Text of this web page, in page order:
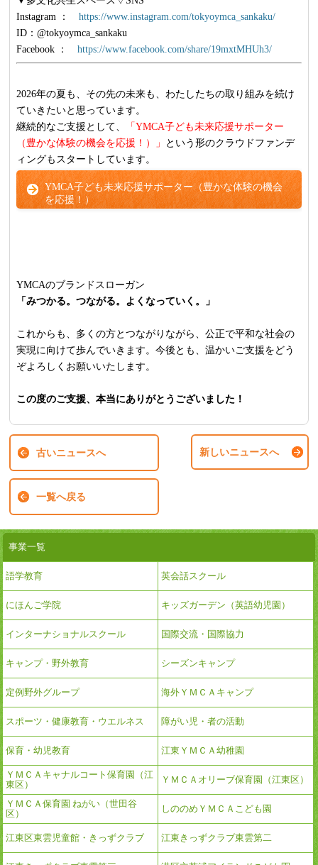
Instagram ： https://www.instagram.com/tokyoymca_sankaku/
ID：@tokyoymca_sankaku
Facebook ： https://www.facebook.com/share/19mxtMHUh3/
2026年の夏も、その先の未来も、わたしたちの取り組みを続け
ていきたいと思っています。
継続的なご支援として、
「YMCA子ども未来応援サポーター
（豊かな体験の機会を応援！）」
という形のクラウドファンデ
ィングもスタートしています。
YMCA子ども未来応援サポーター（豊かな体験の機会
を応援！）
YMCAのブランドスローガン
「みつかる。つながる。よくなっていく。」
これからも、多くの方とつながりながら、公正で平和な社会の
実現に向けて歩んでいきます。今後とも、温かいご支援をどう
ぞよろしくお願いいたします。
この度のご支援、本当にありがとうございました！
古いニュースへ
一覧へ戻る
新しいニュースへ
事業一覧
語学教育 英会話スクール
にほんご学院 キッズガーデン（英語幼児園）
インターナショナルスクール 国際交流・国際協力
キャンプ・野外教育 シーズンキャンプ
定例野外グループ 海外ＹＭＣＡキャンプ
スポーツ・健康教育・ウエルネス 障がい児・者の活動
保育・幼児教育 江東ＹＭＣＡ幼稚園
ＹＭＣＡキャナルコート保育園（江
東区）
ＹＭＣＡオリーブ保育園（江東区）
ＹＭＣＡ保育園 ねがい（世田谷
区）
しののめＹＭＣＡこども園
江東区東雲児童館・きっずクラブ 江東きっずクラブ東雲第二